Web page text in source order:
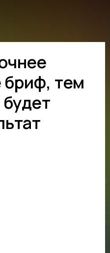
бриф, тем